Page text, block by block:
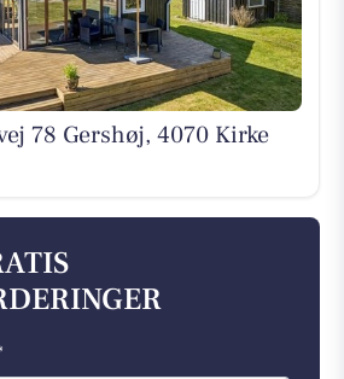
78 Gershøj, 4070 Kirke